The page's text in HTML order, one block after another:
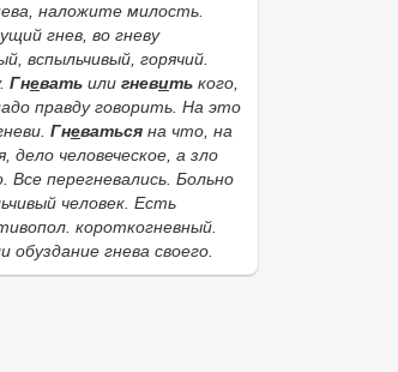
наложите милость.
гнев, во гневу
вспыльчивый, горячий.
Гневать или гневить кого,
правду говорить. На это
Гневаться на что, на
дело человеческое, а зло
Все перегневались. Больно
человек. Есть
короткогневный.
обуздание гнева своего.